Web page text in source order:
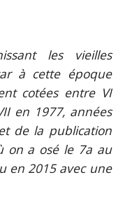
les vieilles
à cette époque
cotées entre VI
en 1977, années
de la publication
on a osé le 7a au
en 2015 avec une